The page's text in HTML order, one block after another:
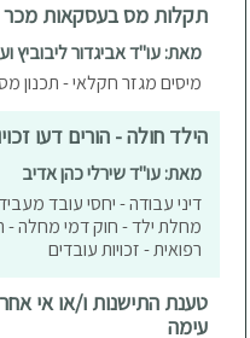
תקלות מס בעסקאות מכר
מאת: עו"ד אביגדור ליבוביץ
מיסים מגזר חקלאי - תכנון
הילד חולה - הורים דעו
מאת: עו"ד שירלי כהן אדיב
דיני עבודה - יחסי עובד
מחלת ילד - חוק דמי מחלה -
רפואית - זכויות עובדים
טענת התישנות ו/או אי
עימה